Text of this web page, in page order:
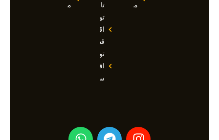
مالدیو
تاجیکستان
تور
اقساطی
قطر
تور
اقساطی
سوچی
مالزی
I
T
W